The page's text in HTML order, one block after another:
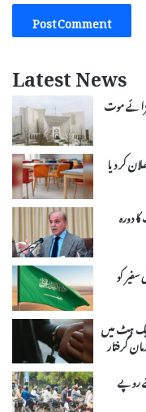
Latest News
موت
کا دورہ
کو
ہٹ میں
روپے